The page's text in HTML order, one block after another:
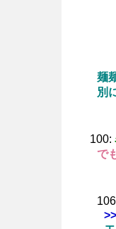
麺
別
100:
で